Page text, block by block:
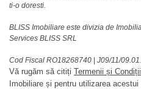
ti-o doresti.
BLISS Imobiliare este divizia de
Services BLISS SRL
Cod Fiscal RO18268740 | J09/11/
Vă rugăm să citiți Termenii și
Imobiliare și pentru utilizarea acestui